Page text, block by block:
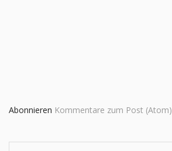
Abonnieren Kommentare zum Post (Atom)